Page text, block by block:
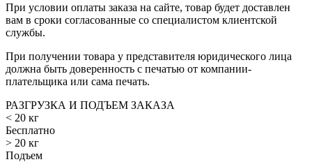
При условии оплаты заказа на сайте, товар будет доставлен
вам в сроки согласованные со специалистом клиентской
службы.
При получении товара у представителя юридического лица
должна быть доверенность с печатью от компании-
плательщика или сама печать.
РАЗГРУЗКА И ПОДЪЕМ ЗАКАЗА
< 20 кг
Бесплатно
> 20 кг
Подъем